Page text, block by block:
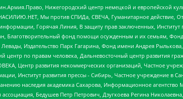
Нижегородский центр немецкой и европейской
Мы против СПИДа, СВЕЧА, Гуманитарное действие,
информации, Горячая Линия, В защиту прав заключенных,
Благотворительный фонд помощи осужденным и их семьям,
Издательство Парк Гагарина, Фонд имени Андрея
центр по правам человека, Дальневосточный центр развития
Центр развития некоммерческих организаций, Частное
Институт развития прессы - Сибирь, Частное учреждение в
наследия академика Сахарова, Информационное
ассоциация, Бедушев Петр Петрович, Дзугкоева Регина